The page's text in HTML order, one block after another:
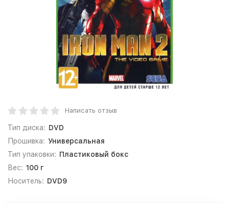
Написать отзыв
Тип диска: DVD
Прошивка: Универсальная
Тип упаковки: Пластиковый бокс
Вес: 100 г
Носитель: DVD9